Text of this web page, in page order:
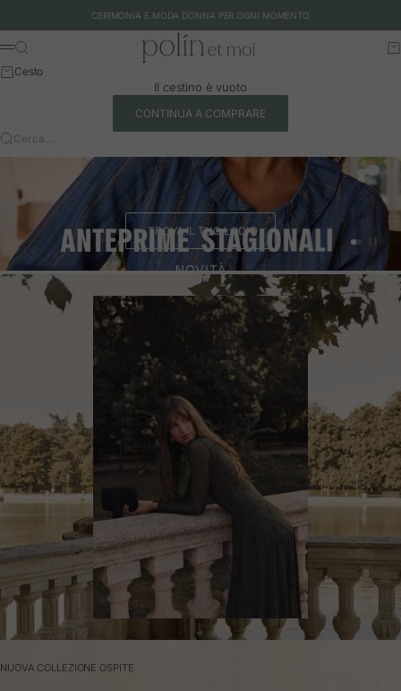
CERIMONIA E MODA DONNA PER OGNI MOMENTO
Polín et moi - EU
Menu
Cerca
Cesto
Il cestino è vuoto
CONTINUA A COMPRARE
Cerca…
TROVA IL TUO LOOK
Vai
Vai
NUOVA COLLEZIONE OSPITE